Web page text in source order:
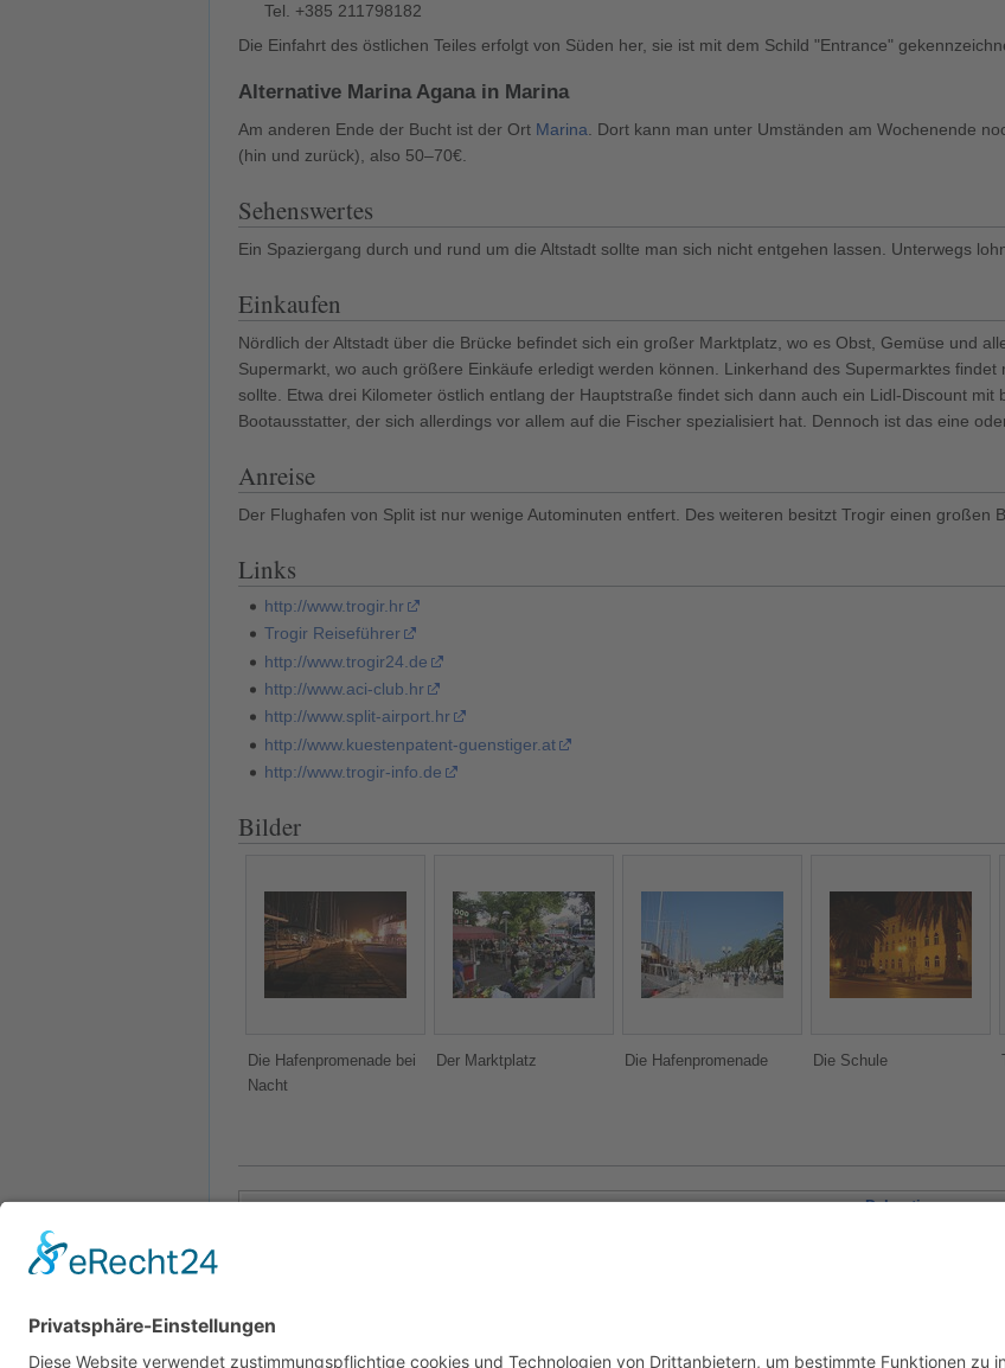
Tel. +385 211798182
Die Einfahrt des östlichen Teiles erfolgt von Süden her, sie ist mit dem Schild "Entrance"
Alternative Marina Agana in Marina
Am anderen Ende der Bucht ist der Ort Marina . Dort kann man unter Umständen am Wochenende
(hin und zurück), also 50–70€.
Sehenswertes
Ein Spaziergang durch und rund um die Altstadt sollte man sich nicht entgehen lassen. Unterwegs
Einkaufen
Nördlich der Altstadt über die Brücke befindet sich ein großer Marktplatz, wo es Obst, Gemüse und
Supermarkt, wo auch größere Einkäufe erledigt werden können. Linkerhand des Supermarktes
sollte. Etwa drei Kilometer östlich entlang der Hauptstraße findet sich dann auch ein Lidl-Discount
Bootausstatter, der sich allerdings vor allem auf die Fischer spezialisiert hat. Dennoch ist das eine
Anreise
Der Flughafen von Split ist nur wenige Autominuten entfert. Des weiteren besitzt Trogir einen großen
Links
http://www.trogir.hr
Trogir Reiseführer
http://www.trogir24.de
http://www.aci-club.hr
http://www.split-airport.hr
http://www.kuestenpatent-guenstiger.at
http://www.trogir-info.de
Bilder
Die Hafenpromenade bei
Nacht
Der Marktplatz Die Hafenpromenade Die Schule
Dalmatien
Kategorien